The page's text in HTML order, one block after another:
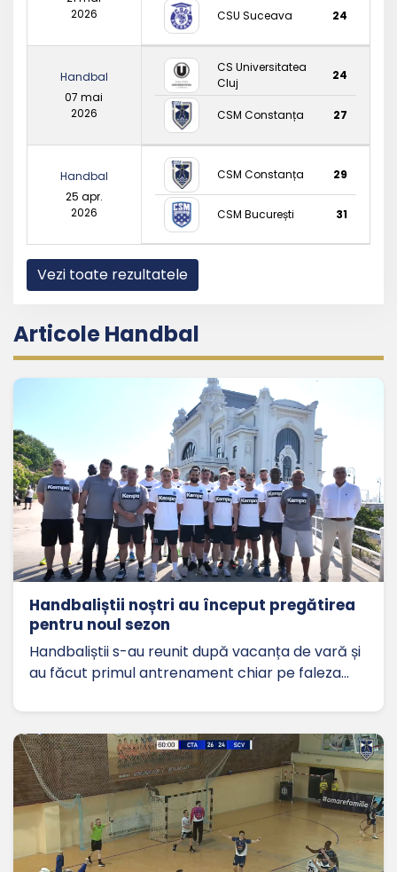
2026
CSU Suceava 24
Handbal
07 mai
2026
CS Universitatea
Cluj
24
CSM Constanța 27
Handbal
25 apr.
2026
CSM Constanța 29
CSM București 31
Vezi toate rezultatele
Articole Handbal
Handbaliștii noștri au început pregătirea
pentru noul sezon
Handbaliștii s-au reunit după vacanța de vară și
au făcut primul antrenament chiar pe faleza…